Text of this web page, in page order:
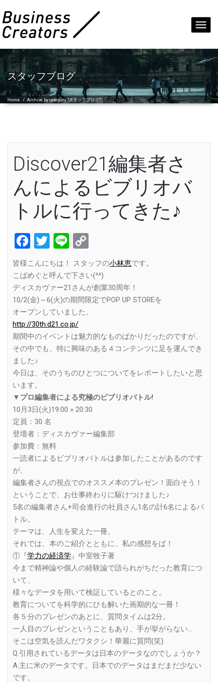
スタッフブログ
Home /Archive by category "スタッフブログ"( Page32 )
Discover21編集者さ
んによるビブリオバ
トルに行ってきた♪
Facebook
Twitter
Line
Link
皆様こんにちは！ スタッフの小林恵です。
こばめぐと呼んで下さい(^^)
ディスカヴァー21さんが創業30周年！
10/2(金)～6(火)の期間限定でPOP UP STOREを
オープンしていました。
http://30th.d21.co.jp/
期間中のイベントは魅力的なものばかりだったのですが、
その中でも、特に興味のある４コンテンツに足を運んでき
ました♪
今日は、そのうちのひとつについてをレポートしたいと思
います。
▼ プロ編集者による究極のビブリ オバトル!
10月3日(火)19:00 » 20:30
定員：30 名
登壇者：ディスカヴァー編集部
参加費：無料
一読者によるビブリオバトルは参加したことがあるのです
が、
編集者さんの視点でのオススメ本のプレゼン！面白そう！
ということで、お仕事終わりに駆けつけました♪
5名の編集者さん+司会進行の社員さん1名の計6名によるバ
トル。
テーマは、人生を変えた一冊。
それでは、本のご紹介とともに、私の感想をば！
①『学力の経済学』中室牧子著
今まで精神論や個人の経験論で語られがちだった教育につ
いて、
様々なデータを用いて検証しているとのこと。
教育についてを科学的にひも解いた画期的な一冊！
各５分のプレゼンのあとに、質問タイムは2分。
一人目のプレゼンということもあり、手が挙がらない…
そこは空気を読んだワタクシ！華麗に質問(笑)
Q.引用されているデータは日本のデータなのでしょうか？
A.主に米のデータです。日本でのデータはまだまだ少ない
です。